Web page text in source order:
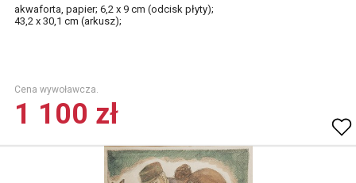
akwaforta, papier; 6,2 x 9 cm (odcisk płyty);
43,2 x 30,1 cm (arkusz);
Cena wywoławcza.
1 100 zł